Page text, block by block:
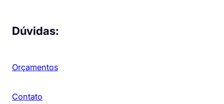
Dúvidas:
Orçamentos
Contato